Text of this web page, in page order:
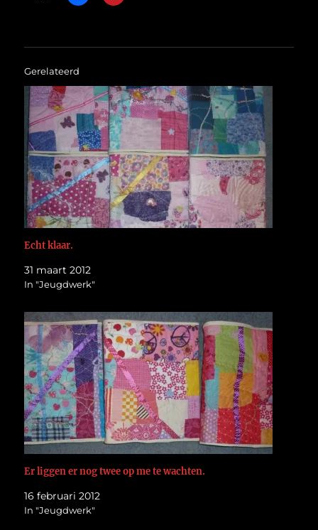
Gerelateerd
Echt klaar.
31 maart 2012
In "Jeugdwerk"
Er liggen er nog twee op me te wachten.
16 februari 2012
In "Jeugdwerk"